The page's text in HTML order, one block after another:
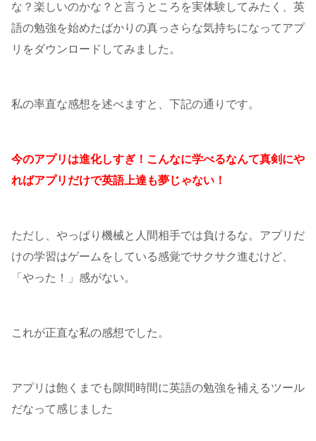
な？楽しいのかな？と言うところを実体験してみたく、英
語の勉強を始めたばかりの真っさらな気持ちになってアプ
リをダウンロードしてみました。
私の率直な感想を述べますと、下記の通りです。
今のアプリは進化しすぎ！こんなに学べるなんて真剣にや
ればアプリだけで英語上達も夢じゃない！
ただし、やっぱり機械と人間相手では負けるな。アプリだ
けの学習はゲームをしている感覚でサクサク進むけど、
「やった！」感がない。
これが正直な私の感想でした。
アプリは飽くまでも隙間時間に英語の勉強を補えるツール
だなって感じました